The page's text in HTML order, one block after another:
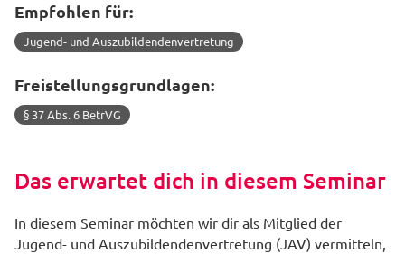
Empfohlen für:
Jugend- und Auszubildendenvertretung
Freistellungsgrundlagen:
§ 37 Abs. 6 BetrVG
Das erwartet dich in diesem Seminar
In diesem Seminar möchten wir dir als Mitglied der
Jugend- und Auszubildendenvertretung (JAV) vermitteln,